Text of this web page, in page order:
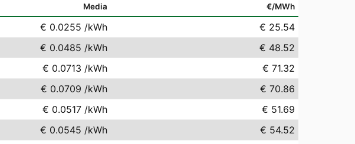
Media €/MWh
€ 0.0255 /kWh
€ 25.54
€ 0.0485 /kWh
€ 48.52
€ 0.0713 /kWh
€ 71.32
€ 0.0709 /kWh
€ 70.86
€ 0.0517 /kWh
€ 51.69
€ 0.0545 /kWh
€ 54.52